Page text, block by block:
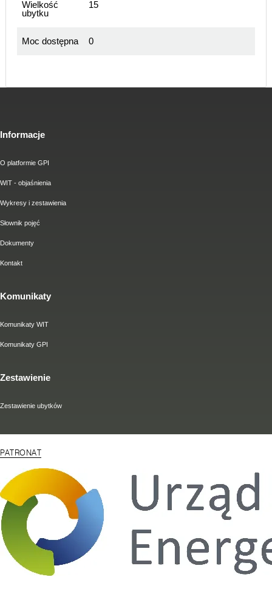
Wielkość
ubytku
15
Moc dostępna 0
Informacje
O platformie GPI
WIT - objaśnienia
Wykresy i zestawienia
Słownik pojęć
Dokumenty
Kontakt
Komunikaty
Komunikaty WIT
Komunikaty GPI
Zestawienie
Zestawienie ubytków
PATRONAT